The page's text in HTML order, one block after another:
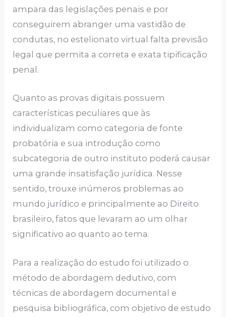
ampara das legislações penais e por
conseguirem abranger uma vastidão de
condutas, no estelionato virtual falta previsão
legal que permita a correta e exata tipificação
penal.
Quanto as provas digitais possuem
características peculiares que às
individualizam como categoria de fonte
probatória e sua introdução como
subcategoria de outro instituto poderá causar
uma grande insatisfação jurídica. Nesse
sentido, trouxe inúmeros problemas ao
mundo jurídico e principalmente ao Direito
brasileiro, fatos que levaram ao um olhar
significativo ao quanto ao tema.
Para a realização do estudo foi utilizado o
método de abordagem dedutivo, com
técnicas de abordagem documental e
pesquisa bibliográfica, com objetivo de estudo